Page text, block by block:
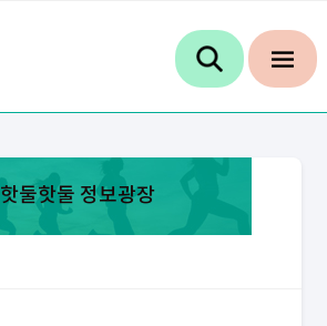
핫둘핫둘 정보광장